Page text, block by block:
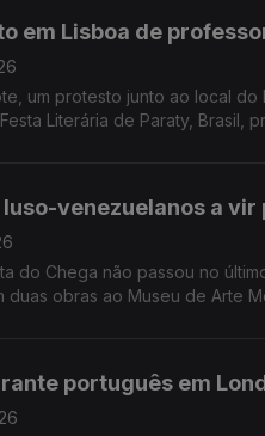
em Lisboa de
de Português no Estrangeiro, do Instituto
Literária de Paraty, Brasil,
venezuelanos a
do Chega não passou no
duas obras ao Museu de Arte
português em